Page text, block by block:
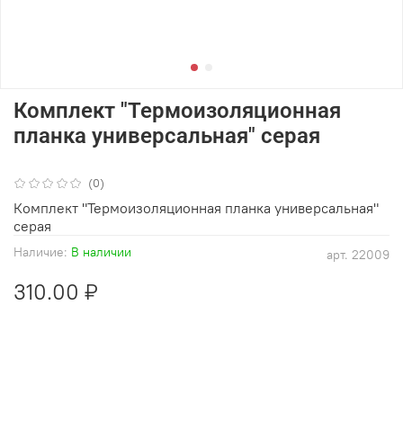
(0)
арт. 22009
Наличие: В наличии
Комплект "Термоизоляционная
планка универсальная" серая
310.00 ₽
Комплект "Термоизоляционная планка универсальная"
серая